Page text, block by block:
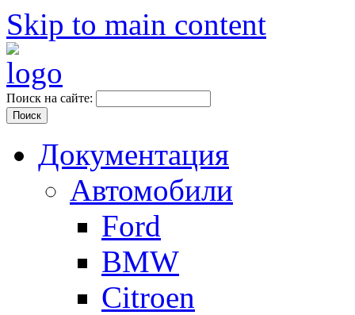
Skip to main content
Поиск на сайте:
Документация
Автомобили
Ford
BMW
Citroen